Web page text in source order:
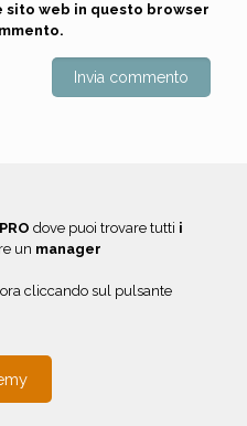
sito web in questo browser
dove puoi trovare tutti i
un manager
ora cliccando sul pulsante